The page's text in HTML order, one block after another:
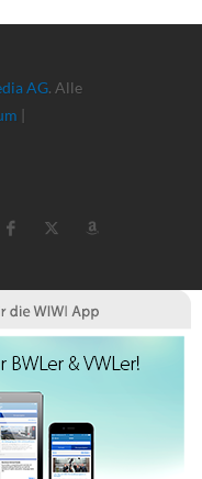
AG. Alle
|